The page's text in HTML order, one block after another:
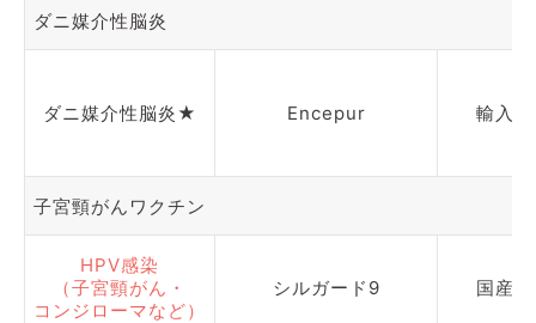
ダニ媒介性脳炎
ダニ媒介性脳炎★ Encepur 輸入
子宮頸がんワクチン
HPV感染
（子宮頸がん・
コンジローマなど）
シルガード9 国産